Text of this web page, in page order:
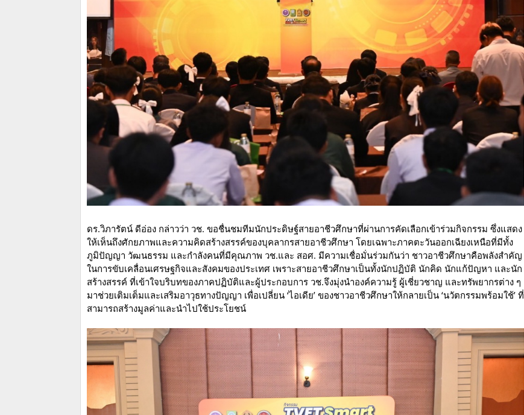
ดร.วิภารัตน์ ดีอ่อง กล่าวว่า วช. ขอชื่นชมทีมนักประดิษฐ์สายอาชีวศึกษาที่ผ่านการคัดเลือกเข้าร่วมกิจกรรม ซึ่งแสดง
ให้เห็นถึงศักยภาพและความคิดสร้างสรรค์ของบุคลากรสายอาชีวศึกษา โดยเฉพาะภาคตะวันออกเฉียงเหนือที่มีทั้ง
ภูมิปัญญา วัฒนธรรม และกำลังคนที่มีคุณภาพ วช.และ สอศ. มีความเชื่อมั่นร่วมกันว่า ชาวอาชีวศึกษาคือพลังสำคัญ
ในการขับเคลื่อนเศรษฐกิจและสังคมของประเทศ เพราะสายอาชีวศึกษาเป็นทั้งนักปฏิบัติ นักคิด นักแก้ปัญหา และนัก
สร้างสรรค์ ที่เข้าใจบริบทของภาคปฏิบัติและผู้ประกอบการ วช.จึงมุ่งนำองค์ความรู้ ผู้เชี่ยวชาญ และทรัพยากรต่าง ๆ
มาช่วยเติมเต็มและเสริมอาวุธทางปัญญา เพื่อเปลี่ยน ‘ไอเดีย’ ของชาวอาชีวศึกษาให้กลายเป็น ‘นวัตกรรมพร้อมใช้’ ที่
สามารถสร้างมูลค่าและนำไปใช้ประโยชน์